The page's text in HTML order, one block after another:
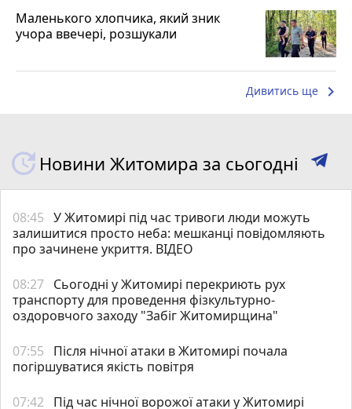
Маленького хлопчика, який зник
учора ввечері, розшукали
Дивитись ще keyboard_arrow_right
Новини Житомира за сьогодні
08:45 У Житомирі під час тривоги люди можуть
залишитися просто неба: мешканці повідомляють
про зачинене укриття. ВІДЕО
08:27 Сьогодні у Житомирі перекриють рух
транспорту для проведення фізкультурно-
оздоровчого заходу "Забіг Житомирщина"
07:55
Після нічної атаки в Житомирі почала
погіршуватися якість повітря
07:42
Під час нічної ворожої атаки у Житомирі